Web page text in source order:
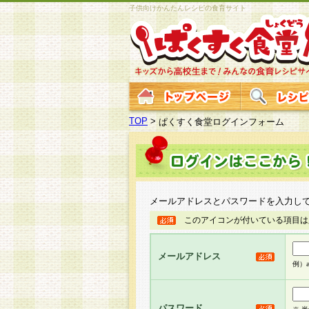
子供向けかんたんレシピの食育サイト
TOP >ぱくすく食堂ログインフォーム
メールアドレスとパスワードを入力し
このアイコンが付いている項目
メールアドレス
例）